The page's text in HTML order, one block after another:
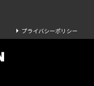
プライバシーポリシー